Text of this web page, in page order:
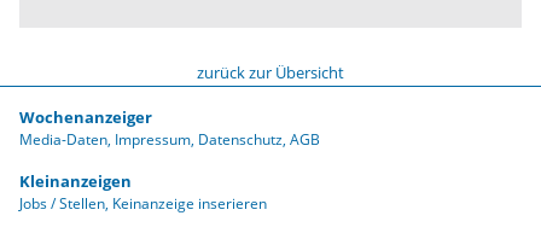
zurück zur Übersicht
Wochenanzeiger
Media-Daten Impressum Datenschutz AGB
Kleinanzeigen
Jobs / Stellen Keinanzeige inserieren